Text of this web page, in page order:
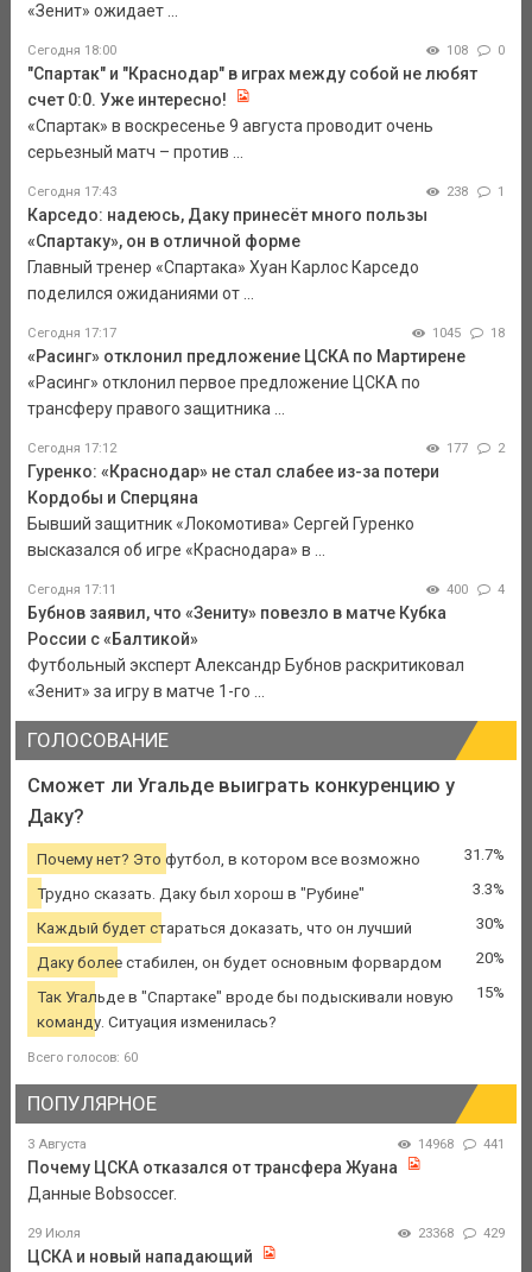
«Зенит» ожидает ...
Сегодня 18:00 108 0
"Спартак" и "Краснодар" в играх между собой не любят
счет 0:0. Уже интересно!
«Спартак» в воскресенье 9 августа проводит очень
серьезный матч – против ...
Сегодня 17:43 238 1
Карседо: надеюсь, Даку принесёт много пользы
«Спартаку», он в отличной форме
Главный тренер «Спартака» Хуан Карлос Карседо
поделился ожиданиями от ...
Сегодня 17:17 1045 18
«Расинг» отклонил предложение ЦСКА по Мартирене
«Расинг» отклонил первое предложение ЦСКА по
трансферу правого защитника ...
Сегодня 17:12 177 2
Гуренко: «Краснодар» не стал слабее из-за потери
Кордобы и Сперцяна
Бывший защитник «Локомотива» Сергей Гуренко
высказался об игре «Краснодара» в ...
Сегодня 17:11 400 4
Бубнов заявил, что «Зениту» повезло в матче Кубка
России с «Балтикой»
Футбольный эксперт Александр Бубнов раскритиковал
«Зенит» за игру в матче 1-го ...
ГОЛОСОВАНИЕ
Сможет ли Угальде выиграть конкуренцию у
Даку?
Почему нет? Это футбол, в котором все возможно 31.7%
Трудно сказать. Даку был хорош в "Рубине" 3.3%
Каждый будет стараться доказать, что он лучший 30%
Даку более стабилен, он будет основным форвардом 20%
Так Угальде в "Спартаке" вроде бы подыскивали новую
команду. Ситуация изменилась?
15%
Всего голосов: 60
ПОПУЛЯРНОЕ
3 Августа 14968 441
Почему ЦСКА отказался от трансфера Жуана
Данные Bobsoccer.
29 Июля 23368 429
ЦСКА и новый нападающий